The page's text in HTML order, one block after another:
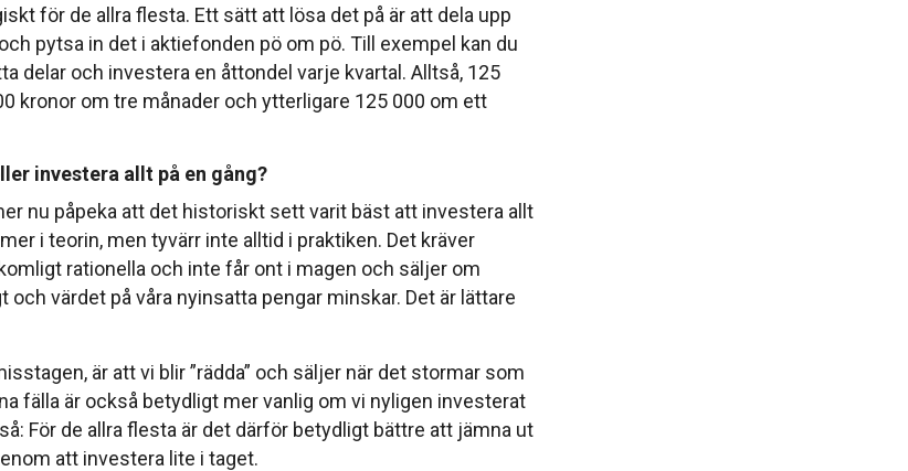
för de allra flesta. Ett sätt att lösa det på är att dela upp
pytsa in det i aktiefonden pö om pö. Till exempel kan du
delar och investera en åttondel varje kvartal. Alltså, 125
kronor om tre månader och ytterligare 125 000 om ett
investera allt på en gång?
nu påpeka att det historiskt sett varit bäst att investera allt
i teorin, men tyvärr inte alltid i praktiken. Det kräver
rationella och inte får ont i magen och säljer om
och värdet på våra nyinsatta pengar minskar. Det är lättare
är att vi blir ”rädda” och säljer när det stormar som
fälla är också betydligt mer vanlig om vi nyligen investerat
För de allra flesta är det därför betydligt bättre att jämna ut
att investera lite i taget.